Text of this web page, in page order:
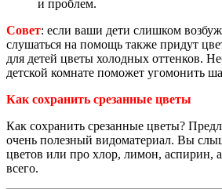
и проблем.
Совет: если ваши дети слишком
слушаться на помощь также придут
для детей цветы холодных оттенков.
детской комнате поможет угомонить
Как сохранить срезанные цветы
Как сохранить срезанные цветы?
очень полезный видоматериал. Вы
цветов или про хлор, лимон, аспирин,
всего.